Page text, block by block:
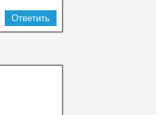
Ответить